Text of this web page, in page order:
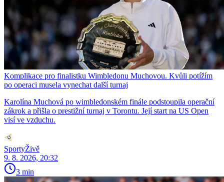
Komplikace pro finalistku Wimbledonu Muchovou. Kvůli potížím
po operaci musela vynechat další turnaj
Karolína Muchová po wimbledonském finále podstoupila operační
zákrok a přišla o prestižní turnaj v Torontu. Její start na US Open
visí ve vzduchu.
SportyŽivě
9. 8. 2026, 20:32
3 min